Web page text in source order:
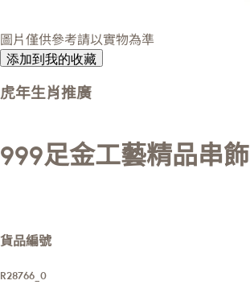
圖片僅供參考請以實物為準
添加到我的收藏
虎年生肖推廣
999足金工藝精品串飾
貨品編號
R28766_0